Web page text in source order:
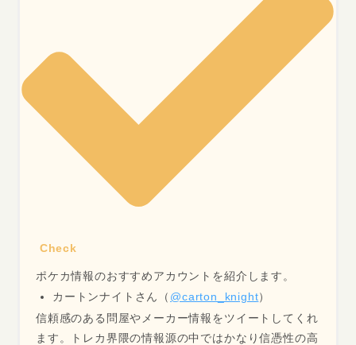
Check
ポケカ情報のおすすめアカウントを紹介します。
カートンナイトさん（ @carton_knight）
信頼感のある問屋やメーカー情報をツイートしてくれ
ます。トレカ界隈の情報源の中ではかなり信憑性の高